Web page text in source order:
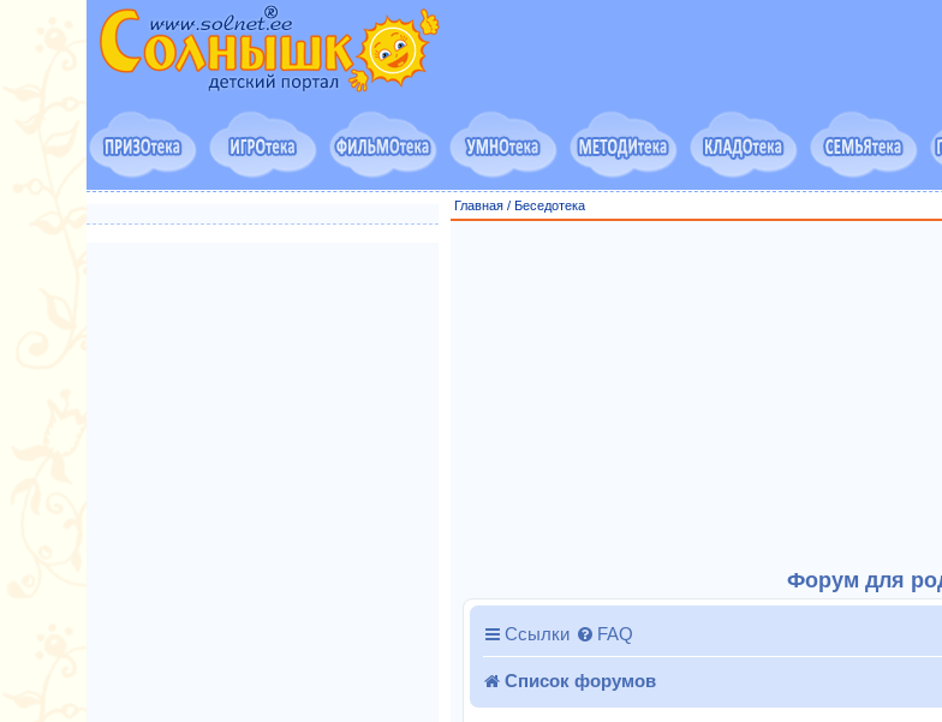
Главная/ Беседотека
Форум для
Ссылки FAQ
Список форумов